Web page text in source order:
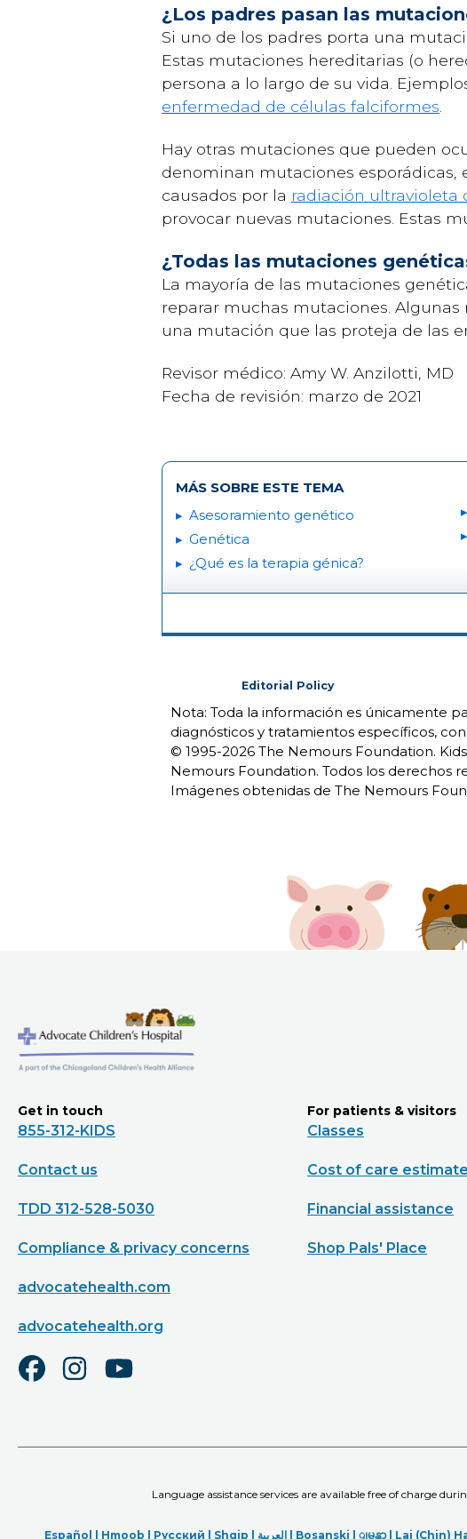
¿Los padres pasan las
Si uno de los padres porta una
Estas mutaciones hereditarias (o
persona a lo largo de su vida.
enfermedad de células falciformes
Hay otras mutaciones que pueden
denominan mutaciones esporádicas,
causados por la radiación ultravioleta
provocar nuevas mutaciones. Estas
¿Todas las mutaciones
La mayoría de las mutaciones
reparar muchas mutaciones.
una mutación que las proteja de las
Revisor médico: Amy W. Anzilotti, MD
Fecha de revisión: marzo de 2021
MÁS SOBRE ESTE TEMA
Asesoramiento genético
Genética
¿Qué es la terapia génica?
Editorial Policy
Nota: Toda la información es únicamente
diagnósticos y tratamientos específicos,
© 1995-2026 The Nemours Foundation.
Nemours Foundation. Todos los derechos
Imágenes obtenidas de The Nemours
Get in touch
855-312-KIDS
Contact us
TDD 312-528-5030
Compliance & privacy concerns
advocatehealth.com
advocatehealth.org
For patients & visitors
Classes
Cost of care estimate
Financial assistance
Shop Pals' Place
Language assistance services are available free of charge
Español | Hmoob | Русский | Shqip | العربیة | Bosanski | ျမန္မာ| Lai (Chin)